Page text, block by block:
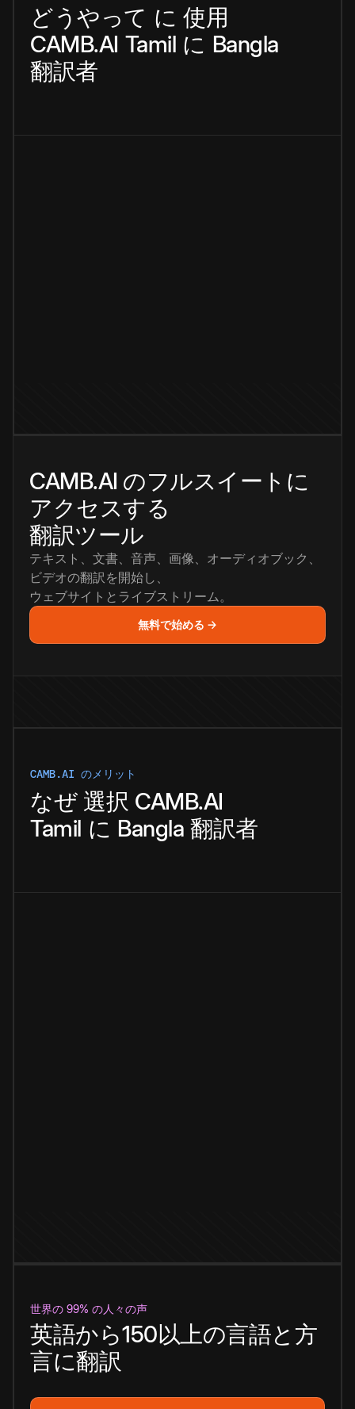
どうやって に 使用
CAMB.AI Tamil に Bangla
翻訳者
CAMB.AI のフルスイートに
アクセスする
翻訳ツール
テキスト、文書、音声、画像、オーディオブック、
ビデオの翻訳を開始し、
ウェブサイトとライブストリーム。
無料で始める →
CAMB.AI のメリット
なぜ 選択 CAMB.AI
Tamil に Bangla 翻訳者
世界の 99% の人々の声
英語から150以上の言語と方
言に翻訳